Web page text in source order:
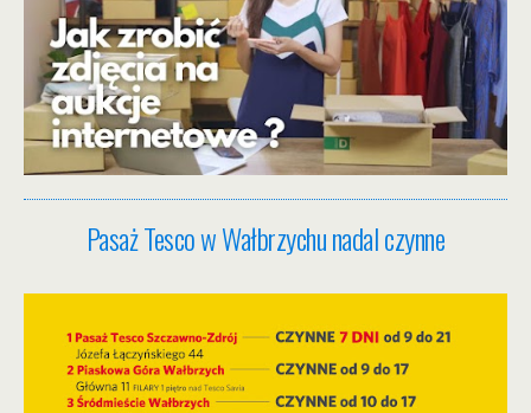
Pasaż Tesco w Wałbrzychu nadal czynne